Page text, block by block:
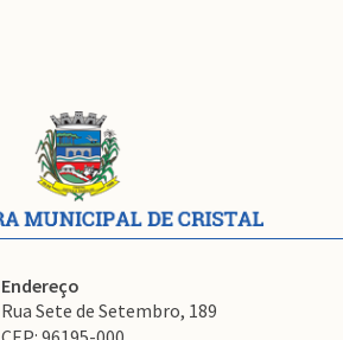
Conteúdo
Rodapé
Endereço
Rua Sete de Setembro, 189